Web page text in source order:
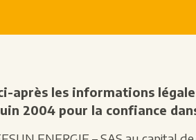
après les informations
2004 pour la confiance